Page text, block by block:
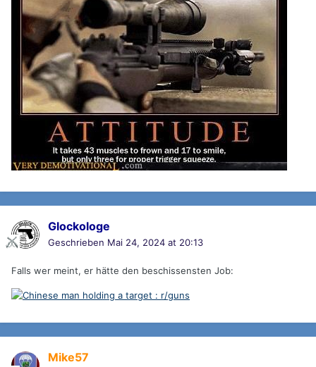
Glockologe
Geschrieben Mai 24, 2024 at 20:13
Falls wer meint, er hätte den beschissensten Job:
Mike57